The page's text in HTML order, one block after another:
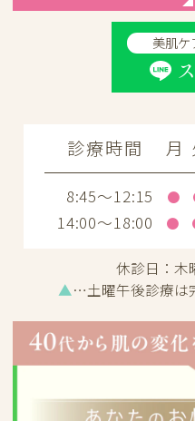
美肌ケ
診療時間 月
8:45～12:15 ●
14:00～18:00 ●
休診日： 木
▲…土曜午後診療は